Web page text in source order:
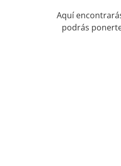
Aquí
podrás